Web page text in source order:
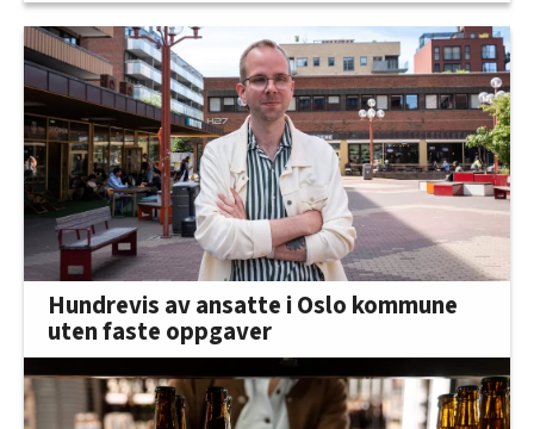
Hundrevis av ansatte i Oslo kommune
uten faste oppgaver